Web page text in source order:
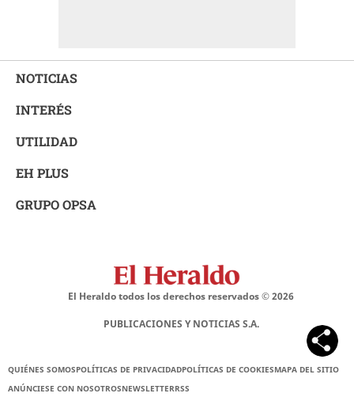
NOTICIAS
INTERÉS
UTILIDAD
EH PLUS
GRUPO OPSA
El Heraldo todos los derechos reservados ©2026
PUBLICACIONES Y NOTICIAS S.A.
QUIÉNES SOMOSPOLÍTICAS DE PRIVACIDADPOLÍTICAS DE COOKIESMAPA DEL SITIO
ANÚNCIESE CON NOSOTROSNEWSLETTERRSS